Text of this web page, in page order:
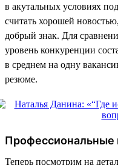
в акутальных условиях
считать хорошей
добрый знак. Для
уровень конкуренции
в среднем на одну
резюме.
Профессиональные
Теперь посмотрим на